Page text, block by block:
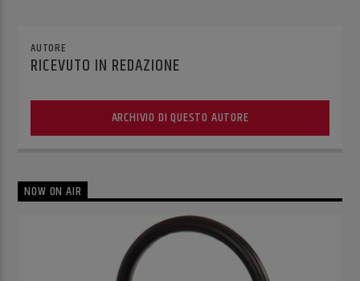
AUTORE
RICEVUTO IN REDAZIONE
ARCHIVIO DI QUESTO AUTORE
NOW ON AIR